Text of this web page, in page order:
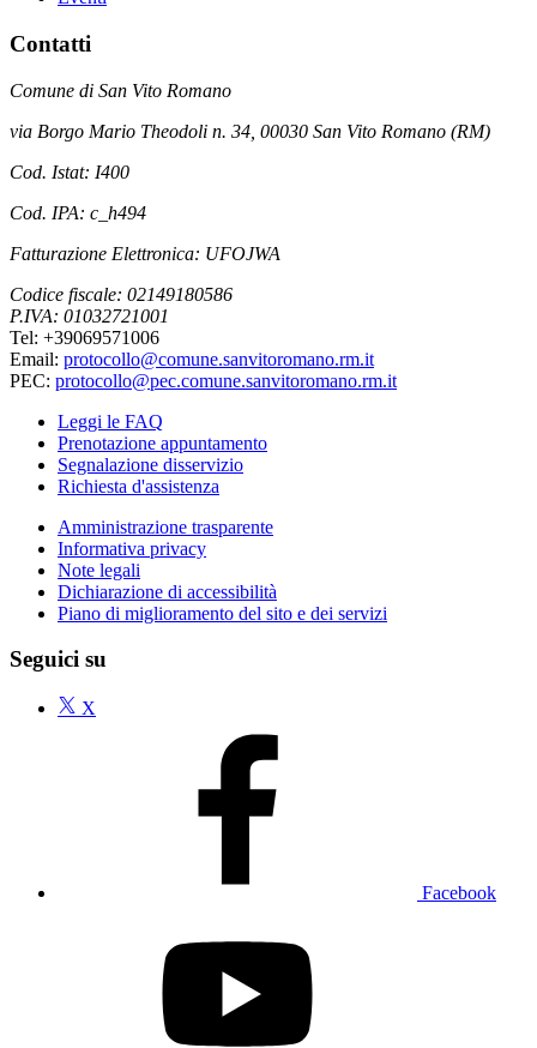
Contatti
Comune di San Vito Romano
via Borgo Mario Theodoli n. 34, 00030 San Vito Romano (RM)
Cod. Istat: I400
Cod. IPA: c_h494
Fatturazione Elettronica: UFOJWA
Codice fiscale: 02149180586
P.IVA: 01032721001
Tel: +39069571006
Email: protocollo@comune.sanvitoromano.rm.it
PEC: protocollo@pec.comune.sanvitoromano.rm.it
Leggi le FAQ
Prenotazione appuntamento
Segnalazione disservizio
Richiesta d'assistenza
Amministrazione trasparente
Informativa privacy
Note legali
Dichiarazione di accessibilità
Piano di miglioramento del sito e dei servizi
Seguici su
X
Facebook